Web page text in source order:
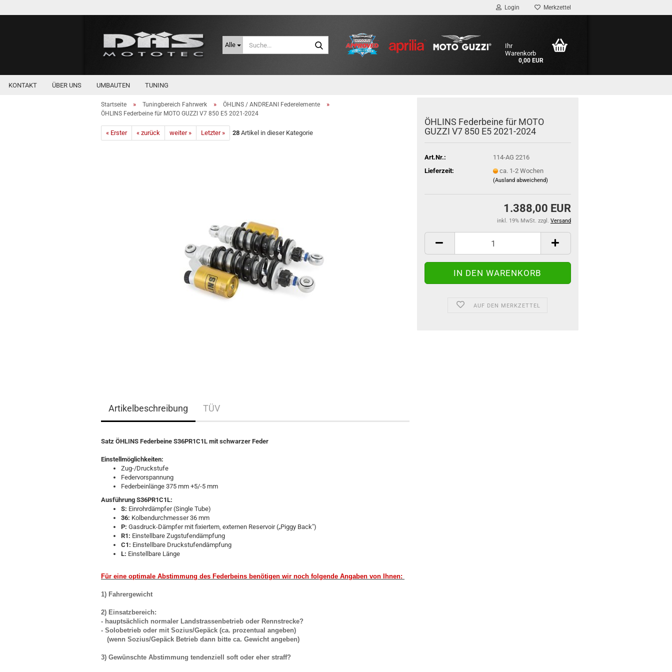
Login Merkzettel
Alle
Suche...
Ihr
Warenkorb
0,00 EUR
KONTAKT ÜBER UNS UMBAUTEN TUNING
Startseite » Tuningbereich Fahrwerk » ÖHLINS / ANDREANI Federelemente »
ÖHLINS Federbeine für MOTO GUZZI V7 850 E5 2021-2024
« Erster « zurück weiter » Letzter » 28 Artikel in dieser Kategorie
ÖH­LINS Fe­der­bei­ne für MOTO
GUZZI V7 850 E5 2021-​2024
Art.Nr.:
114-AG 2216
Lieferzeit:
ca. 1-2 Wochen
(Ausland abweichend)
1.388,00 EUR
inkl. 19% MwSt. zzgl. Versand
AUF DEN MERKZETTEL
Artikelbeschreibung TÜV
Satz ÖHLINS Federbeine S36PR1C1L mit schwarzer Feder
Einstellmöglichkeiten:
Zug-/Druckstufe
Federvorspannung
Federbeinlänge 375 mm +5/-5 mm
Ausführung S36PR1C1L:
S: Einrohrdämpfer (Single Tube)
36: Kolbendurchmesser 36 mm
P: Gasdruck-Dämpfer mit fixiertem, externen Reservoir („Piggy Back")
R1: Einstellbare Zugstufendämpfung
C1: Einstellbare Druckstufendämpfung
L: Einstellbare Länge
Für eine optimale Abstimmung des Federbeins benötigen wir noch folgende Angaben von Ihnen:
1) Fahrergewicht
2) Einsatzbereich:
- hauptsächlich normaler Landstrassenbetrieb oder Rennstrecke?
- Solobetrieb oder mit Sozius/Gepäck (ca. prozentual angeben)
(wenn Sozius/Gepäck Betrieb dann bitte ca. Gewicht angeben)
3) Gewünschte Abstimmung tendenziell soft oder eher straff?